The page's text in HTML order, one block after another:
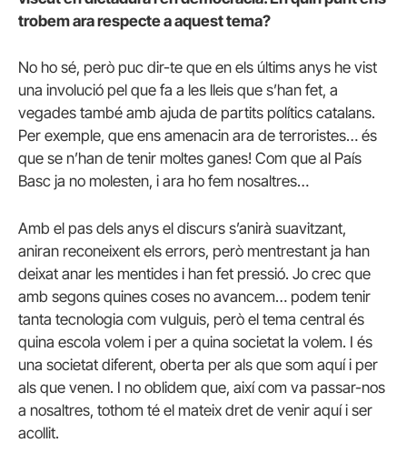
trobem ara respecte a aquest tema?
No ho sé, però puc dir-te que en els últims anys he vist
una involució pel que fa a les lleis que s’han fet, a
vegades també amb ajuda de partits polítics catalans.
Per exemple, que ens amenacin ara de terroristes… és
que se n’han de tenir moltes ganes! Com que al País
Basc ja no molesten, i ara ho fem nosaltres…
Amb el pas dels anys el discurs s’anirà suavitzant,
aniran reconeixent els errors, però mentrestant ja han
deixat anar les mentides i han fet pressió. Jo crec que
amb segons quines coses no avancem… podem tenir
tanta tecnologia com vulguis, però el tema central és
quina escola volem i per a quina societat la volem. I és
una societat diferent, oberta per als que som aquí i per
als que venen. I no oblidem que, així com va passar-nos
a nosaltres, tothom té el mateix dret de venir aquí i ser
acollit.